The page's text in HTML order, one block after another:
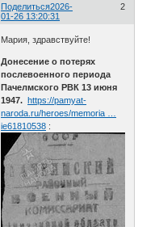
Поделиться 2
2026-
01-26 13:20:31
Мария, здравствуйте!
Донесение о потерях
послевоенного периода
Пачелмского РВК 13 июня
1947. https://pamyat-
naroda.ru/heroes/memoria …
ie61810538 :